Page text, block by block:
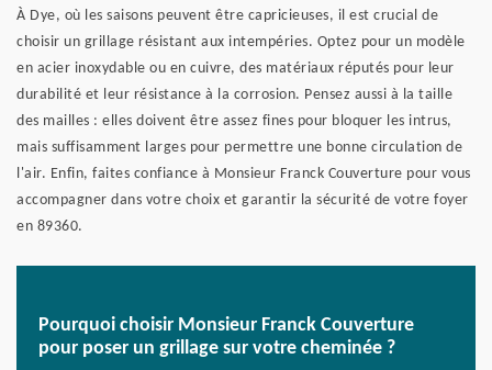
À Dye, où les saisons peuvent être capricieuses, il est crucial de
choisir un grillage résistant aux intempéries. Optez pour un modèle
en acier inoxydable ou en cuivre, des matériaux réputés pour leur
durabilité et leur résistance à la corrosion. Pensez aussi à la taille
des mailles : elles doivent être assez fines pour bloquer les intrus,
mais suffisamment larges pour permettre une bonne circulation de
l'air. Enfin, faites confiance à Monsieur Franck Couverture pour vous
accompagner dans votre choix et garantir la sécurité de votre foyer
en 89360.
Pourquoi choisir Monsieur Franck Couverture
pour poser un grillage sur votre cheminée ?